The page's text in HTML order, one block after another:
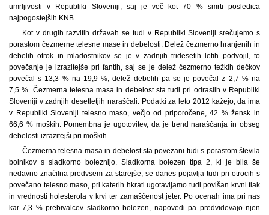
umrljivosti v Republiki Sloveniji, saj je več kot 70 % smrti posledica
najpogostejših KNB.
Kot v drugih razvitih državah se tudi v Republiki Sloveniji srečujemo s
porastom čezmerne telesne mase in debelosti. Delež čezmerno hranjenih in
debelih otrok in mladostnikov se je v zadnjih tridesetih letih podvojil, to
povečanje je izrazitejše pri fantih, saj se je delež čezmerno težkih dečkov
povečal s 13,3 % na 19,9 %, delež debelih pa se je povečal z 2,7 % na
7,5 %. Čezmerna telesna masa in debelost sta tudi pri odraslih v Republiki
Sloveniji v zadnjih desetletjih naraščali. Podatki za leto 2012 kažejo, da ima
v Republiki Sloveniji telesno maso, večjo od priporočene, 42 % žensk in
66,6 % moških. Pomembna je ugotovitev, da je trend naraščanja in obseg
debelosti izrazitejši pri moških.
Čezmerna telesna masa in debelost sta povezani tudi s porastom števila
bolnikov s sladkorno boleznijo. Sladkorna bolezen tipa 2, ki je bila še
nedavno značilna predvsem za starejše, se danes pojavlja tudi pri otrocih s
povečano telesno maso, pri katerih hkrati ugotavljamo tudi povišan krvni tlak
in vrednosti holesterola v krvi ter zamaščenost jeter. Po ocenah ima pri nas
kar 7,3 % prebivalcev sladkorno bolezen, napovedi pa predvidevajo njen